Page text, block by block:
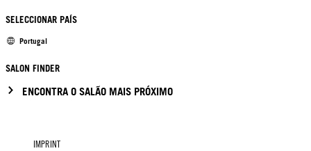
SELECCIONAR PAÍS
Portugal
SALON FINDER
ENCONTRA O SALÃO MAIS PRÓXIMO
IMPRINT